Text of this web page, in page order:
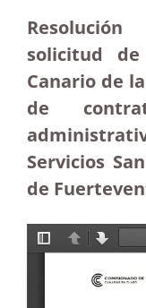
solicitud
Canario de
de
Servicios
de